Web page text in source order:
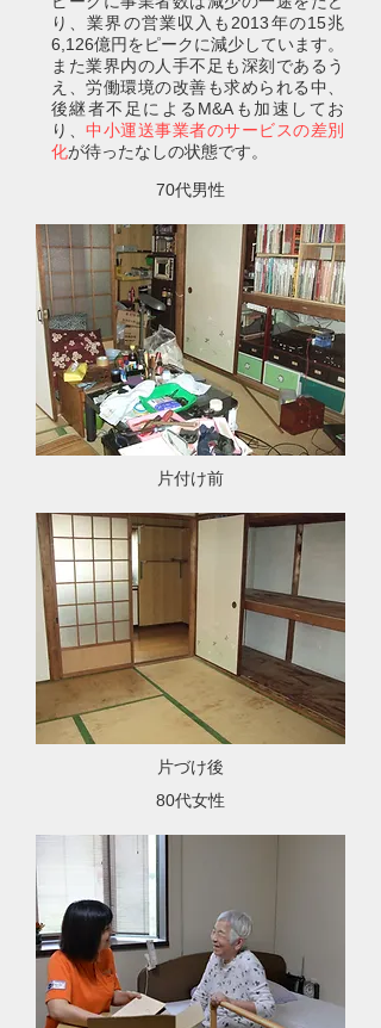
り、業界の営業収入も2013年の15兆
6,126億円をピークに減少しています。
また業界内の人手不足も深刻であるう
え、労働環境の改善も求められる中、
後継者不足によるM&Aも加速してお
り、 中小運送事業者のサービスの差別
化が待ったなしの状態です。
70代男性
片付け前
片づけ後
80代女性